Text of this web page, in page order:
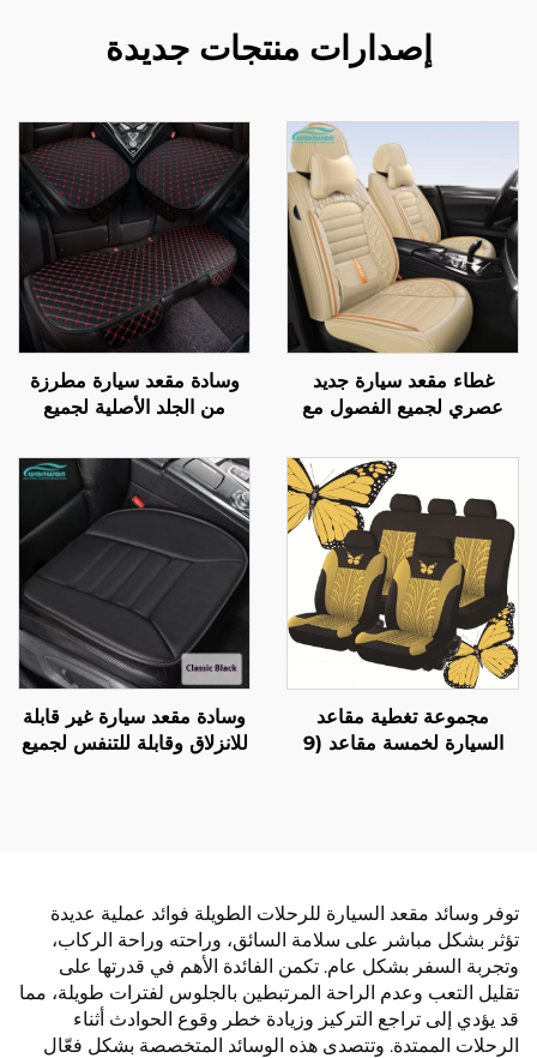
إصدارات منتجات جديدة
غطاء مقعد سيارة جديد
عصري لجميع الفصول مع
للانفجار حريري ثلجي من
الأمام مصنوع من الجلد
وسادة مقعد سيارة مطرزة
من الجلد الأصلية لجميع
قابلة للانزلاق، مجموعة من
أربع قطع لجميع الفصول
بدون ربط
مجموعة تغطية مقاعد
السيارة لخمسة مقاعد (9
وسادة مقعد سيارة غير قابلة
للانزلاق وقابلة للتنفس لجميع
توفر وسائد مقعد السيارة للرحلات الطويلة فوائد عملية عديدة
تؤثر بشكل مباشر على سلامة السائق، وراحته وراحة الركاب،
وتجربة السفر بشكل عام. تكمن الفائدة الأهم في قدرتها على
تقليل التعب وعدم الراحة المرتبطين بالجلوس لفترات طويلة، مما
قد يؤدي إلى تراجع التركيز وزيادة خطر وقوع الحوادث أثناء
الرحلات الممتدة. وتتصدى هذه الوسائد المتخصصة بشكل فعّال